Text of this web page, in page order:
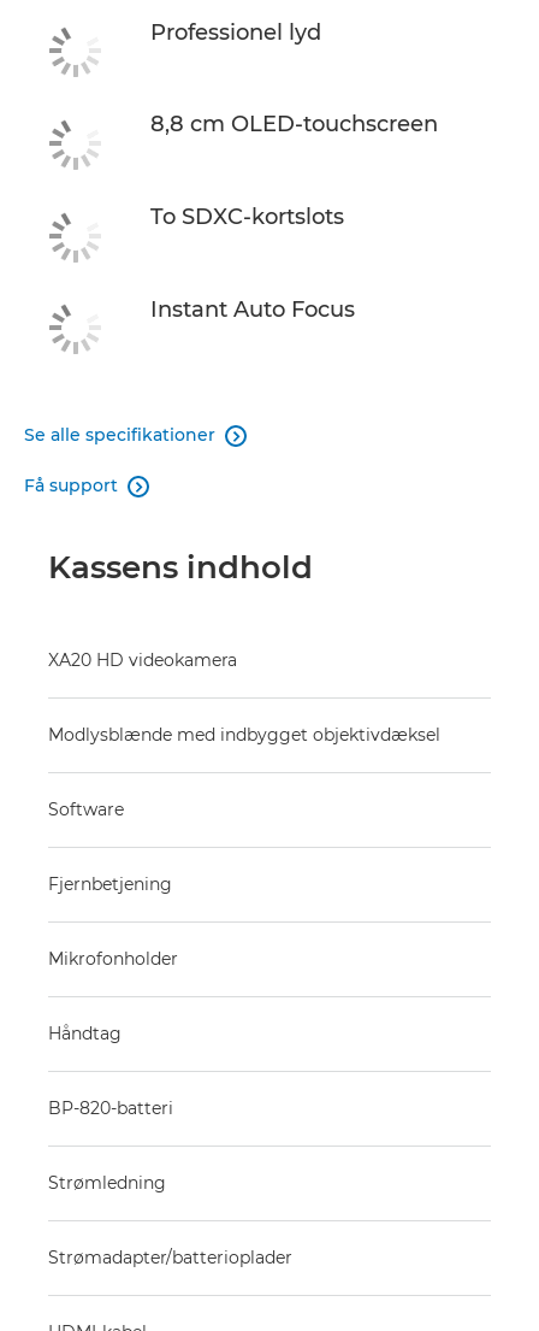
Professionel lyd
8,8 cm OLED-touchscreen
To SDXC-kortslots
Instant Auto Focus
Se alle specifikationer 
Få support 
Kassens indhold
XA20 HD videokamera
Modlysblænde med indbygget objektivdæksel
Software
Fjernbetjening
Mikrofonholder
Håndtag
BP-820-batteri
Strømledning
Strømadapter/batterioplader